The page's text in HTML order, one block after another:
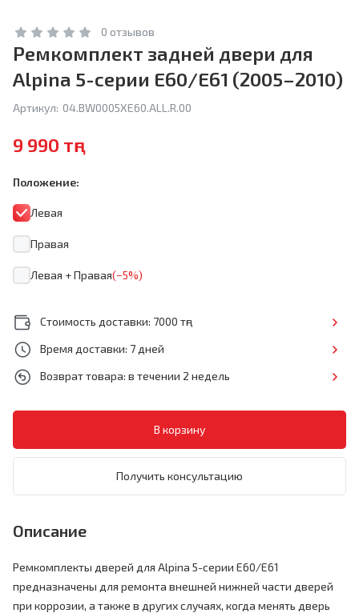
0 отзывов
Ремкомплект задней двери для
Alpina 5-серии E60/E61 (2005–2010)
Артикул: 04.BW0005XE60.ALL.R.00
9 990 тңг
Положение:
Левая
Правая
Левая + Правая(−5%)
Стоимость доставки: 7000 тңг
Время доставки: 7 дней
Возврат товара: в течении 2 недель
Получить консультацию
Описание
Ремкомплекты дверей для Alpina 5-серии E60/E61
предназначены для ремонта внешней нижней части дверей
при коррозии, а также в других случаях, когда менять дверь